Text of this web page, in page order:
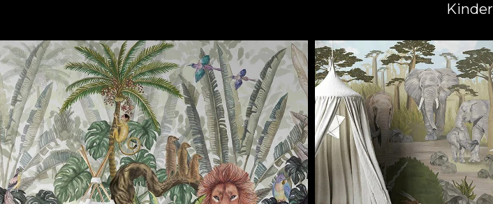
Kinder